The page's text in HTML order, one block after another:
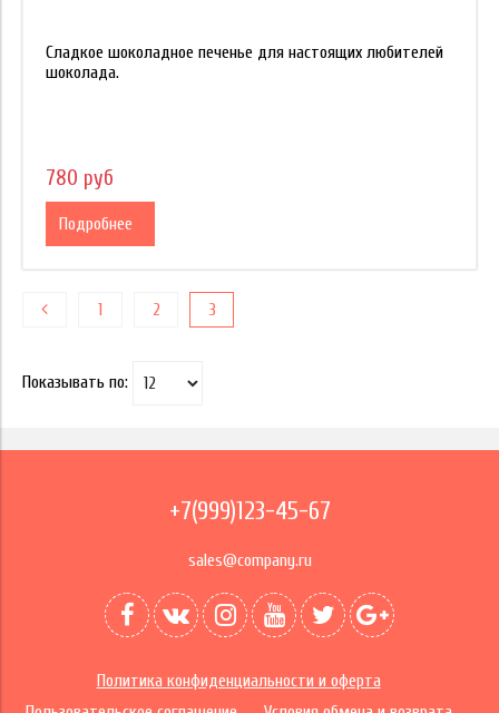
Сладкое шоколадное печенье для настоящих любителей
шоколада.
780 руб
Подробнее
1 2 3
Показывать по:
+7(999)123-45-67
sales@company.ru
Политика конфиденциальности и оферта